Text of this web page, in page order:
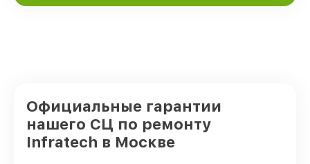
Официальные гарантии
нашего СЦ по ремонту
Infratech в Москве